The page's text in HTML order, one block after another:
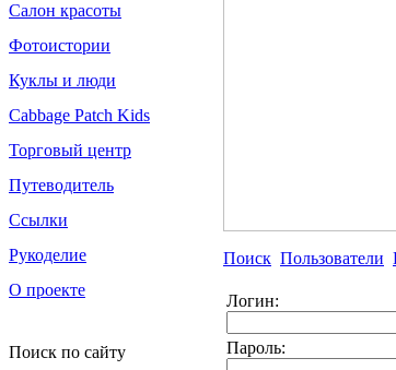
Салон красоты
Фотоистории
Куклы и люди
Cabbage Patch Kids
Торговый центр
Путеводитель
Ссылки
Рукоделие
О проекте
Поиск по сайту
Поиск Пользователи
Логин:
Пароль: